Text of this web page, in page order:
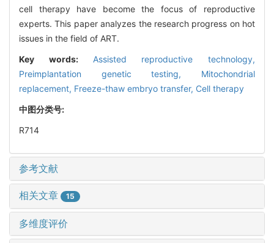
cell therapy have become the focus of reproductive
experts. This paper analyzes the research progress on hot
issues in the field of ART.
Key words: Assisted reproductive technology,
Preimplantation genetic testing, Mitochondrial
replacement, Freeze-thaw embryo transfer, Cell therapy
中图分类号:
R714
参考文献
相关文章 15
多维度评价